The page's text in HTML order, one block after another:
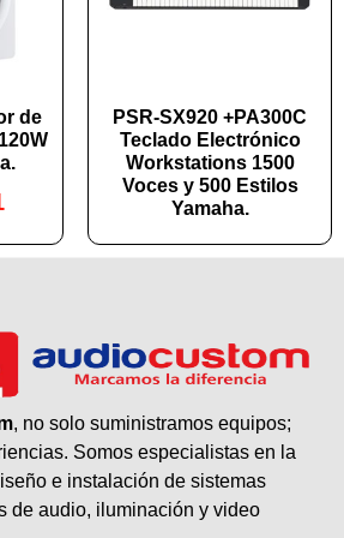
de
PSR-SX920 +PA300C
Teclado Electrónico
Workstations 1500
Voces y 500 Estilos
Yamaha.
, no solo suministramos equipos;
Somos especialistas en la
e instalación de sistemas
de audio, iluminación y video